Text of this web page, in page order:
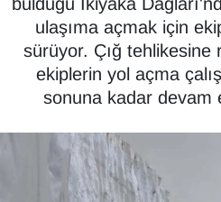
ulaşıma açmak için
sürüyor. Çığ tehlikesine
ekiplerin yol açma
sonuna kadar devam
Deprem
Dernekler, Odalar
DÜNYA
Son Dakika Haberleri
Haber Arşivi